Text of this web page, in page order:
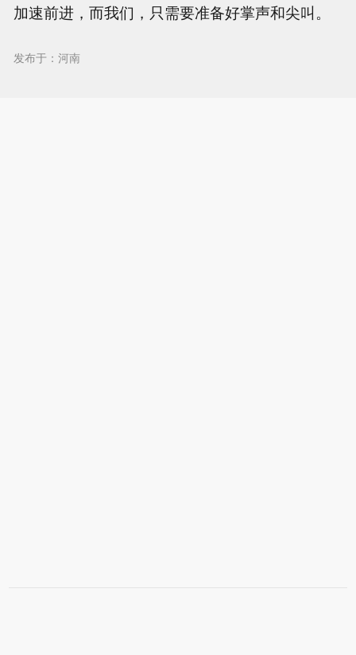
加速前进，而我们，只需要准备好掌声和尖叫。
发布于：河南